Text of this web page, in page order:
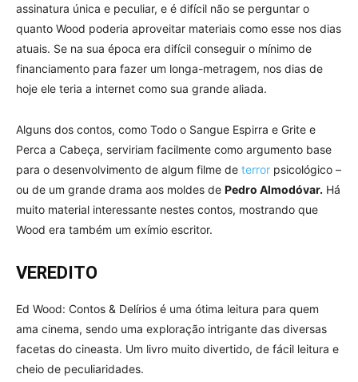
assinatura única e peculiar, e é difícil não se perguntar o
quanto Wood poderia aproveitar materiais como esse nos dias
atuais. Se na sua época era difícil conseguir o mínimo de
financiamento para fazer um longa-metragem, nos dias de
hoje ele teria a internet como sua grande aliada.
Alguns dos contos, como Todo o Sangue Espirra e Grite e
Perca a Cabeça, serviriam facilmente como argumento base
para o desenvolvimento de algum filme de terror psicológico –
ou de um grande drama aos moldes de Pedro Almodóvar. Há
muito material interessante nestes contos, mostrando que
Wood era também um exímio escritor.
VEREDITO
Ed Wood: Contos & Delírios é uma ótima leitura para quem
ama cinema, sendo uma exploração intrigante das diversas
facetas do cineasta. Um livro muito divertido, de fácil leitura e
cheio de peculiaridades.